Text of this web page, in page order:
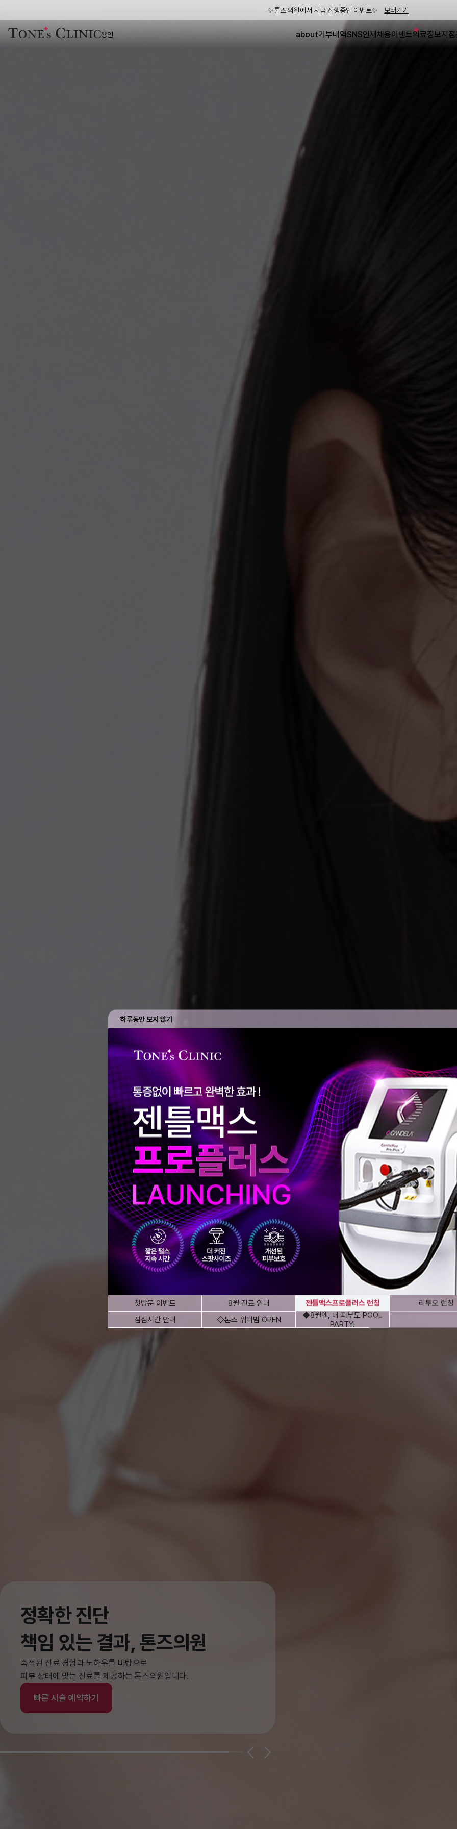
✨톤즈 의원에서 지금 진행중인 이벤트✨ 보러가기
용인 about기부내역SNS인재채용이벤트의료정보지
하루동안 보지 않기
첫방문 이벤트 8월 진료 안내 젠틀맥스프로플러스 런칭
리투오 런칭
점심시간 안내
◇톤즈 워터밤 OPEN
◆8월엔, 내 피부도 POOL
PARTY!
정확한 진단
책임 있는 결과, 톤즈의원
축적된 진료 경험과 노하우를 바탕으로
피부 상태에 맞는 진료를 제공하는 톤즈의원입니다.
빠른 시술 예약하기
정확한 진단
책임 있는 결과, 톤즈의원
축적된 진료 경험과 노하우를 바탕으로
피부 상태에 맞는 진료를 제공하는 톤즈의원입니다.
빠른 시술 예약하기
정확한 진단
책임 있는 결과, 톤즈의원
축적된 진료 경험과 노하우를 바탕으로
피부 상태에 맞는 진료를 제공하는 톤즈의원입니다.
빠른 시술 예약하기
정확한 진단
책임 있는 결과, 톤즈의원
축적된 진료 경험과 노하우를 바탕으로
피부 상태에 맞는 진료를 제공하는 톤즈의원입니다.
빠른 시술 예약하기
정확한 진단
책임 있는 결과, 톤즈의원
축적된 진료 경험과 노하우를 바탕으로
피부 상태에 맞는 진료를 제공하는 톤즈의원입니다.
빠른 시술 예약하기
정확한 진단
책임 있는 결과, 톤즈의원
축적된 진료 경험과 노하우를 바탕으로
피부 상태에 맞는 진료를 제공하는 톤즈의원입니다.
빠른 시술 예약하기